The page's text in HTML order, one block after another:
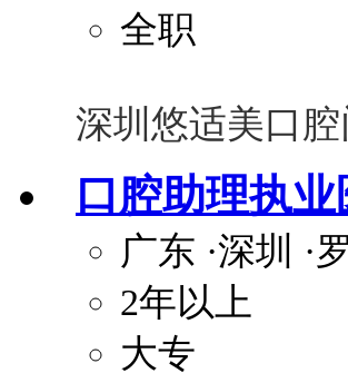
全职
深圳悠适美口
口腔助理执
广东 ·深圳 ·
2年以上
大专